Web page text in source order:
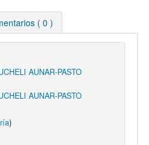
( 0 )
AUNAR-PASTO
AUNAR-PASTO
)